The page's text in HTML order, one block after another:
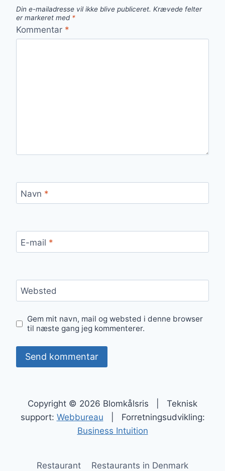
Din e-mailadresse vil ikke blive publiceret. Krævede felter
er markeret med *
Kommentar *
Navn *
E-mail *
Websted
Gem mit navn, mail og websted i denne browser
til næste gang jeg kommenterer.
Copyright © 2026 Blomkålsris | Teknisk
support: Webbureau | Forretningsudvikling:
Business Intuition
Restaurant Restaurants in Denmark